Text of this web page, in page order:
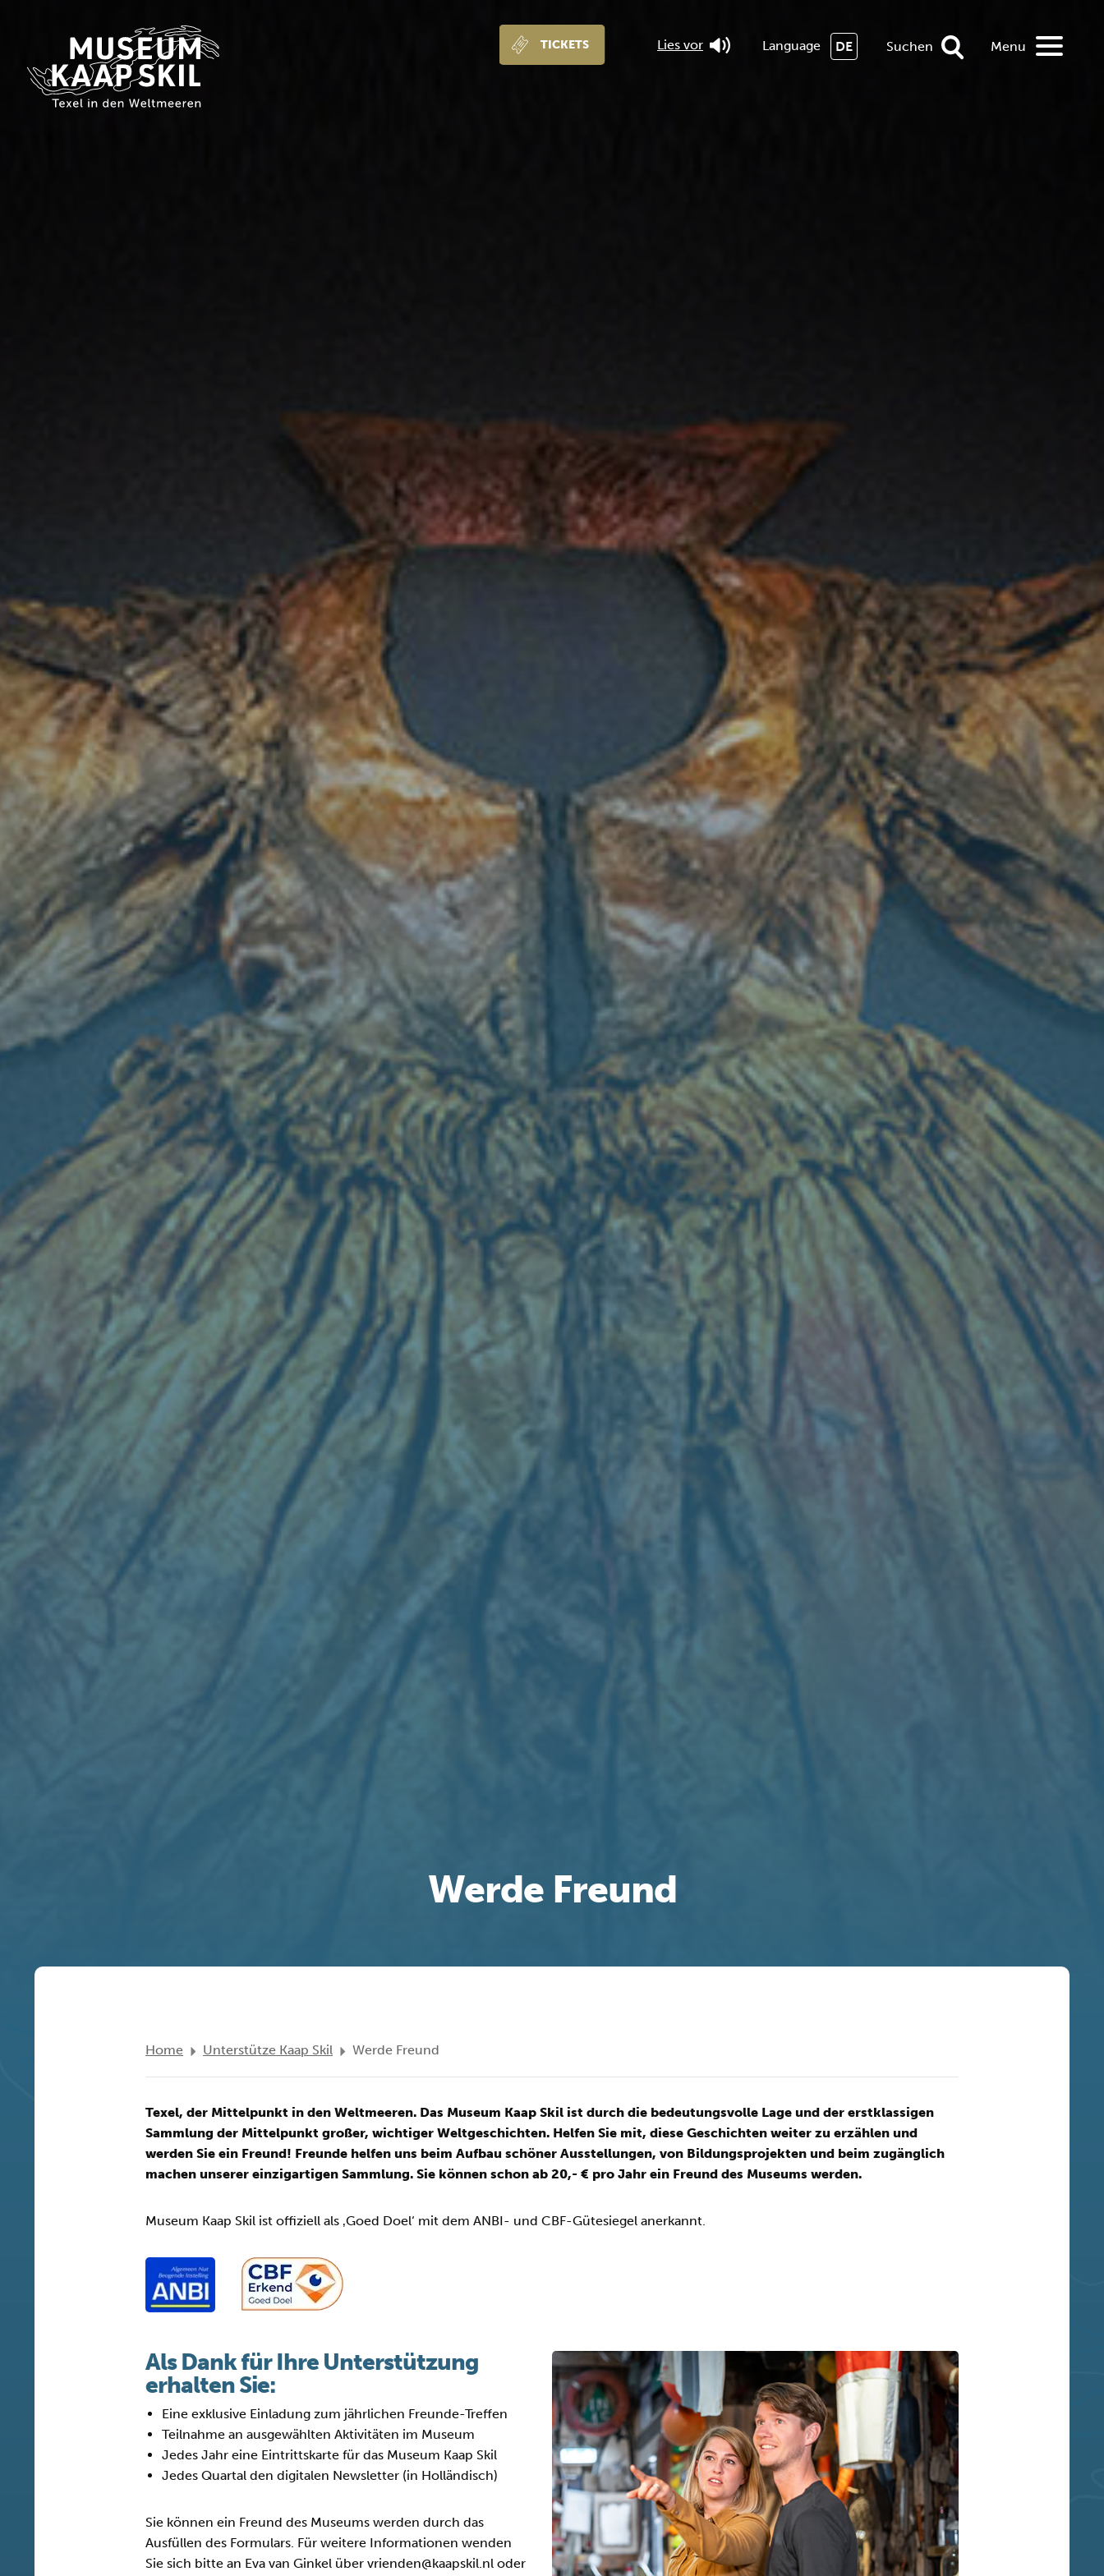
Lies vor Language DE Suchen
TICKETS Menu
Werde Freund
Home Unterstütze Kaap Skil Werde Freund
Texel, der Mittelpunkt in den Weltmeeren. Das Museum Kaap Skil ist durch die bedeutungsvolle Lage und der erstklassigen
Sammlung der Mittelpunkt großer, wichtiger Weltgeschichten. Helfen Sie mit, diese Geschichten weiter zu erzählen und
werden Sie ein Freund! Freunde helfen uns beim Aufbau schöner Ausstellungen, von Bildungsprojekten und beim zugänglich
machen unserer einzigartigen Sammlung. Sie können schon ab 20,- € pro Jahr ein Freund des Museums werden.
Museum Kaap Skil ist offiziell als ‚Goed Doel‘ mit dem ANBI- und CBF-Gütesiegel anerkannt.
Als Dank für Ihre Unterstützung
erhalten Sie:
Eine exklusive Einladung zum jährlichen Freunde-Treffen
Teilnahme an ausgewählten Aktivitäten im Museum
Jedes Jahr eine Eintrittskarte für das Museum Kaap Skil
Jedes Quartal den digitalen Newsletter (in Holländisch)
Sie können ein Freund des Museums werden durch das
Ausfüllen des Formulars. Für weitere Informationen wenden
Sie sich bitte an Eva van Ginkel über vrienden@kaapskil.nl oder